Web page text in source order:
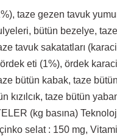
taze gezen tavuk
bütün bezelye,
tavuk sakatatları
eti (1%), ördek
bütün kabak, taze
kızılcık, taze bütün
(kg basına)
selat : 150 mg,